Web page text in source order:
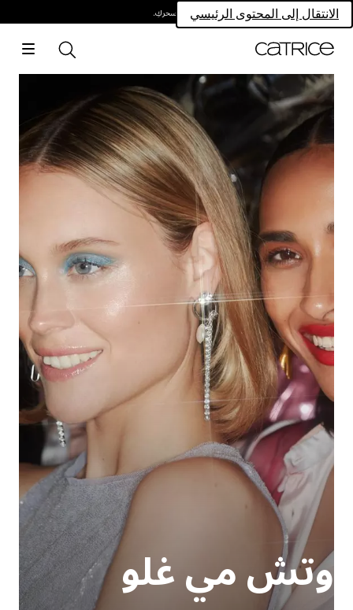
الانتقال إلى المحتوى الرئيسيامتلكي سحركِ.
وتش مي غلو